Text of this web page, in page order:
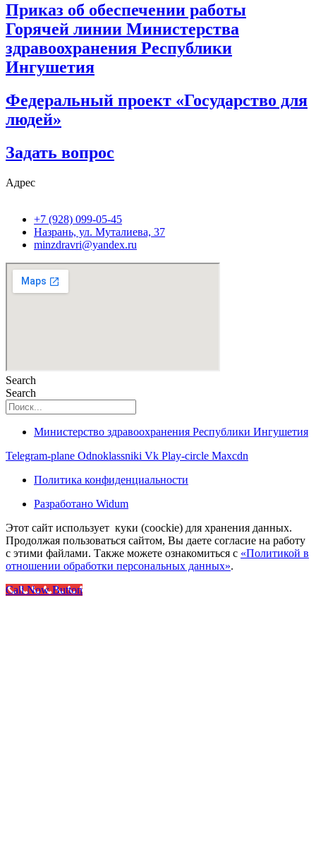
Приказ об обеспечении работы
Горячей линии Министерства
здравоохранения Республики
Ингушетия
Федеральный проект «Государство для
людей»
Задать вопрос
Адрес
+7 (928) 099-05-45
Назрань, ул. Муталиева, 37
minzdravri@yandex.ru
Search
Search
Министерство здравоохранения Республики Ингушетия
Telegram-plane Odnoklassniki Vk Play-circle Maxcdn
Политика конфиденциальности
Разработано Widum
Этот сайт использует куки (coockie) для хранения данных.
Продолжая пользоваться сайтом, Вы даете согласие на работу
с этими файлами. Также можете ознакомиться с «Политикой в
отношении обработки персональных данных».
Call Now Button